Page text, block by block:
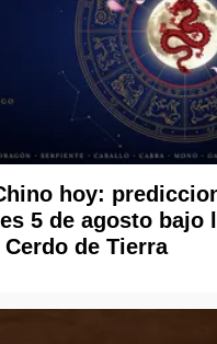
hoy:
5 de agosto bajo
de Tierra